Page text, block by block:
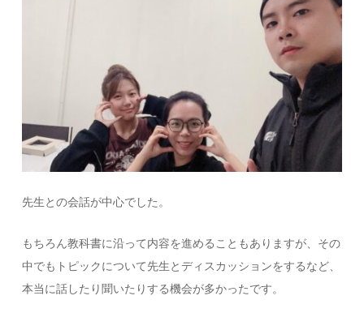
先生との会話が中心でした。
もちろん教科書に沿って内容を進めることもありますが、その
中でもトピックについて先生とディスカッションをするなど、
本当に話したり聞いたりする機会が多かったです。